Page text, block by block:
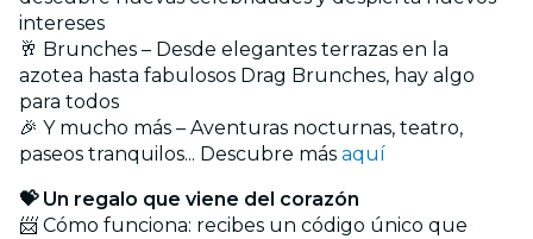
intereses
🥂 Brunches – Desde elegantes terrazas en la
azotea hasta fabulosos Drag Brunches, hay algo
para todos
🎉 Y mucho más – Aventuras nocturnas, teatro,
paseos tranquilos... Descubre más aquí
💝 Un regalo que viene del corazón
📨 Cómo funciona: recibes un código único que